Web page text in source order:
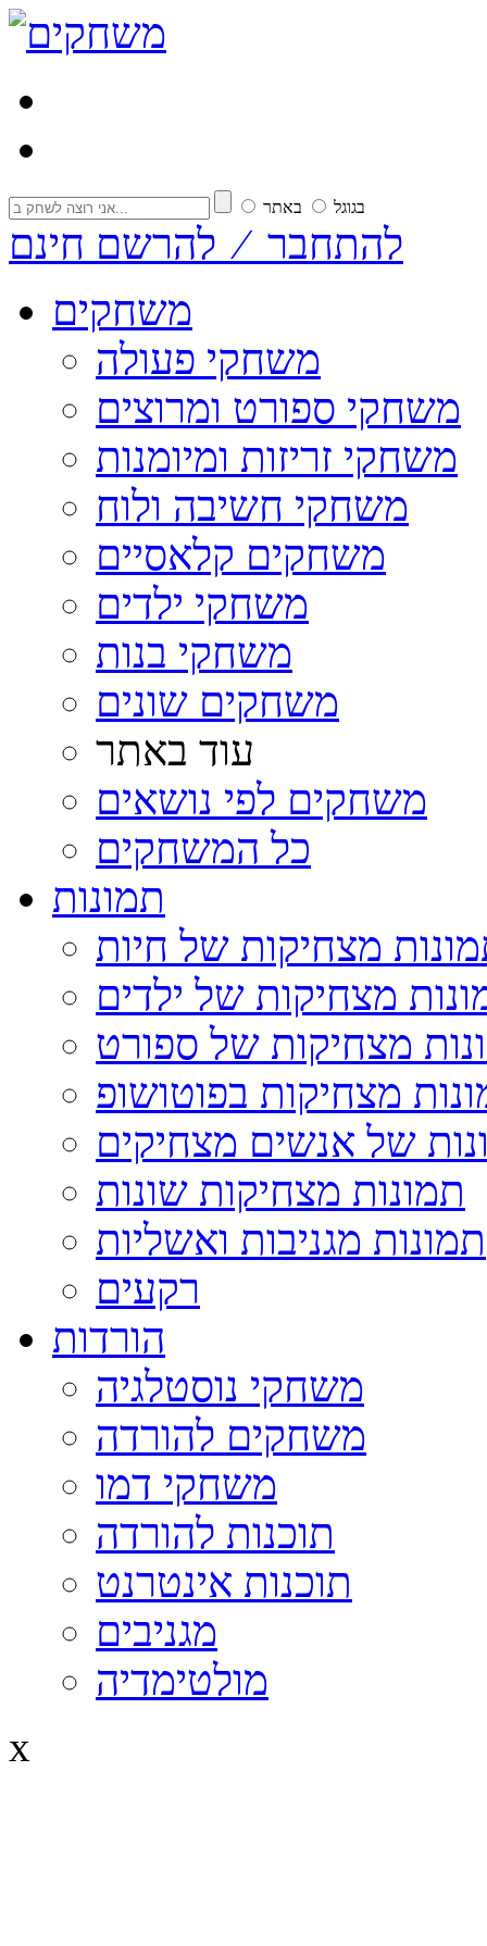
בגוגל באתר
להתחבר ⁄ להרשם חינם
משחקים
משחקי פעולה
משחקי ספורט ומרוצים
משחקי זריזות ומיומנות
משחקי חשיבה ולוח
משחקים קלאסיים
משחקי ילדים
משחקי בנות
משחקים שונים
עוד באתר
משחקים לפי נושאים
כל המשחקים
תמונות
מצחיקות של חיות
מצחיקות של ילדים
מצחיקות של ספורט
מצחיקות בפוטושופ
של אנשים מצחיקים
תמונות מצחיקות שונות
תמונות מגניבות ואשליות
רקעים
הורדות
משחקי נוסטלגיה
משחקים להורדה
משחקי דמו
תוכנות להורדה
תוכנות אינטרנט
מגניבים
מולטימדיה
x